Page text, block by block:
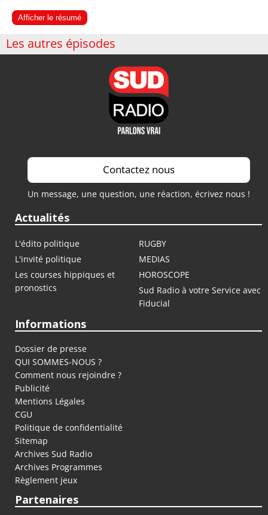
Afficher le résumé
Les autres épisodes
Contactez nous
Un message, une question, une réaction, écrivez nous !
Actualités
L'édito politique
RUGBY
L'invité politique
MEDIAS
Les courses hippiques et
pronostics
HOROSCOPE
Sud Radio à votre Service avec
Fiducial
Informations
Dossier de presse
QUI SOMMES-NOUS ?
Comment nous rejoindre ?
Publicité
Mentions Légales
CGU
Politique de confidentialité
Sitemap
Archives Sud Radio
Archives Programmes
Règlement jeux
Partenaires